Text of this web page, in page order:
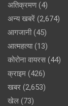
अतिक्रमण(4)
अन्य खबरें (2,674)
आगजानी(45)
आत्महत्या(13)
कोरोना वायरस (44)
क्राइम (426)
खबर (2,653)
खेल (73)